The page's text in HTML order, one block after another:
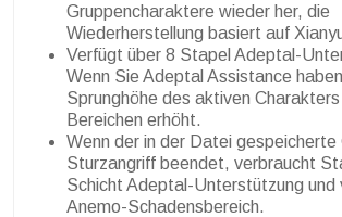
Gruppencharaktere wieder her, die
Wiederherstellung basiert auf
Verfügt über 8 Stapel Adeptal-
Wenn Sie Adeptal Assistance
Sprunghöhe des aktiven
Bereichen erhöht.
Wenn der in der Datei gespeicherte
Sturzangriff beendet, verbraucht
Schicht Adeptal-Unterstützung und
Anemo-Schadensbereich.